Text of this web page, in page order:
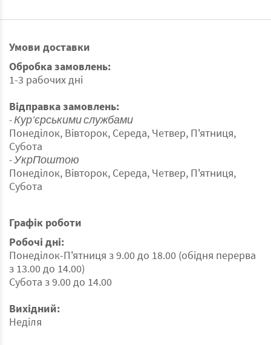
Умови доставки
Обробка замовлень:
1-3 рабочих дні
Відправка замовлень:
- Кур'єрськими службами
Понеділок, Вівторок, Середа, Четвер, П'ятниця,
Субота
- УкрПоштою
Понеділок, Вівторок, Середа, Четвер, П'ятниця,
Субота
Графік роботи
Робочі дні:
Понеділок-П'ятниця з 9.00 до 18.00 (обідня перерва
з 13.00 до 14.00)
Субота з 9.00 до 14.00
Вихідний:
Неділя